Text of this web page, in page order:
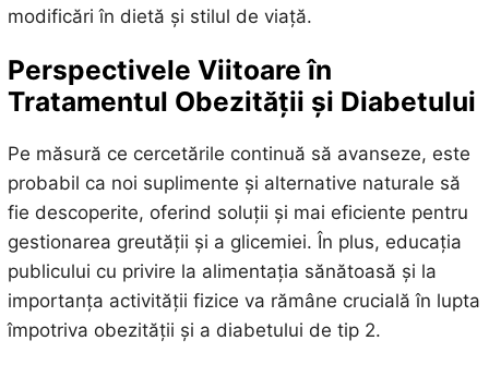
modificări în dietă și stilul de viață.
Perspectivele Viitoare în
Tratamentul Obezității și Diabetului
Pe măsură ce cercetările continuă să avanseze, este
probabil ca noi suplimente și alternative naturale să
fie descoperite, oferind soluții și mai eficiente pentru
gestionarea greutății și a glicemiei. În plus, educația
publicului cu privire la alimentația sănătoasă și la
importanța activității fizice va rămâne crucială în lupta
împotriva obezității și a diabetului de tip 2.